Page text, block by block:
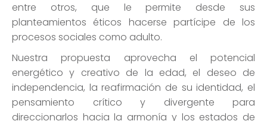
entre otros, que le permite desde sus
planteamientos éticos hacerse partícipe de los
procesos sociales como adulto.
Nuestra propuesta aprovecha el potencial
energético y creativo de la edad, el deseo de
independencia, la reafirmación de su identidad, el
pensamiento crítico y divergente para
direccionarlos hacia la armonía y los estados de